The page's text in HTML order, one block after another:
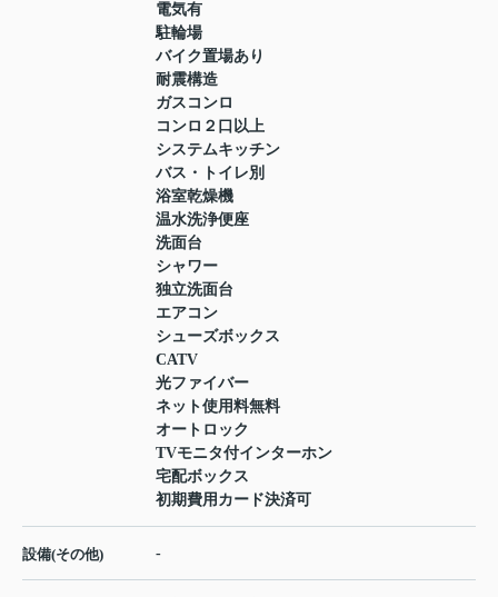
電気有
駐輪場
バイク置場あり
耐震構造
ガスコンロ
コンロ２口以上
システムキッチン
バス・トイレ別
浴室乾燥機
温水洗浄便座
洗面台
シャワー
独立洗面台
エアコン
シューズボックス
CATV
光ファイバー
ネット使用料無料
オートロック
TVモニタ付インターホン
宅配ボックス
初期費用カード決済可
設備(その他) -